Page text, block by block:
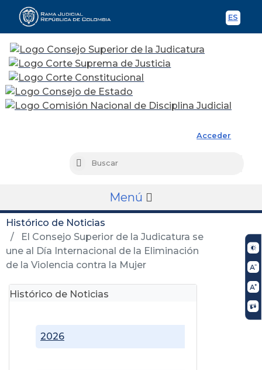
ES
Acceder
Buscar
Menú
Histórico de Noticias
El Consejo Superior de la Judicatura se
une al Día Internacional de la Eliminación
de la Violencia contra la Mujer
Histórico de Noticias
2026